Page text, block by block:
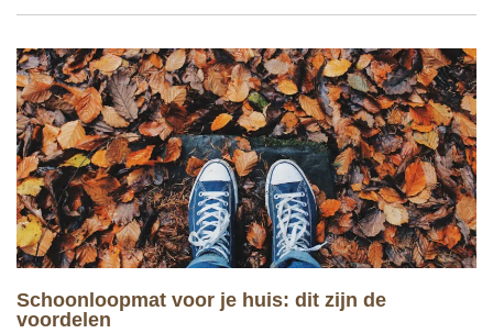
Schoonloopmat voor je huis: dit zijn de
voordelen